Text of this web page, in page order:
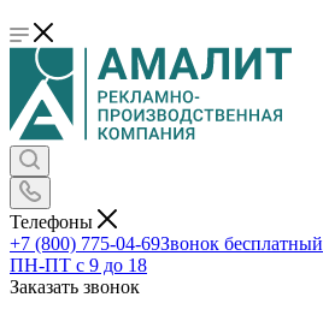
Телефоны
+7 (800) 775-04-69Звонок бесплатный
ПН-ПТ c 9 до 18
Заказать звонок